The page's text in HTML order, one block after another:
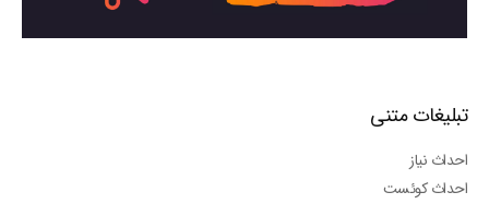
تبلیغات متنی
احداث نیاز
احداث کوئست